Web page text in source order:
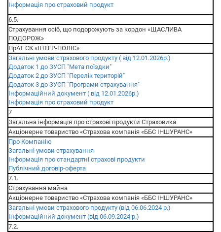
Інформація про страховий продукт
6.5.
Страхування осіб, що подорожують за кордон «ЩАСЛИВА
ПОДОРОЖ»
ПрАТ СК «ІНТЕР-ПОЛІС»
Загальні умови страхового продукту ( від 12.01.2026р.)
Додаток 1 до ЗУСП "Мета поїздки"
Додаток 2 до ЗУСП "Перелік територій"
Додаток 3 до ЗУСП "Програми страхування"
Інформаційний документ ( від 12.01.2026р.)
Інформація про страховий продукт
7
Загальна інформація про страхові продукти Страховика
Акціонерне товариство «Страхова компанія «ББС ІНШУРАНС»
Про Компанію
Загальні умови страхування
Інформація про стандартні страхові продукти
Публічний договір-оферта
7.1.
Страхування майна
Акціонерне товариство «Страхова компанія «ББС ІНШУРАНС»
Загальні умови страхового продукту (від 06.06.2024 р.)
Інформаційний документ (від 06.09.2024 р.)
7.2.